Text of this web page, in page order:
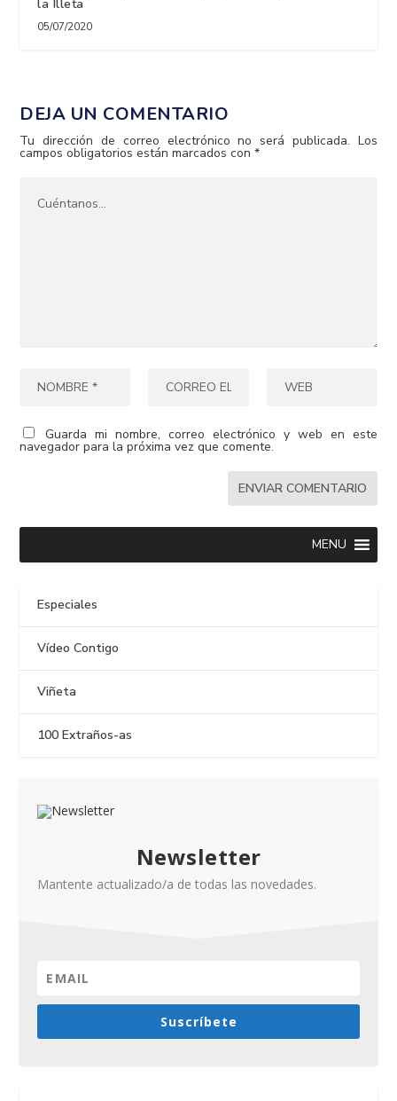
la Illeta
05/07/2020
DEJA UN COMENTARIO
Tu dirección de correo electrónico no será publicada. Los
campos obligatorios están marcados con*
Guarda mi nombre, correo electrónico y web en este
navegador para la próxima vez que comente.
MENU
Especiales
Vídeo Contigo
Viñeta
100 Extraños-as
Newsletter
Mantente actualizado/a de todas las novedades.
Suscríbete